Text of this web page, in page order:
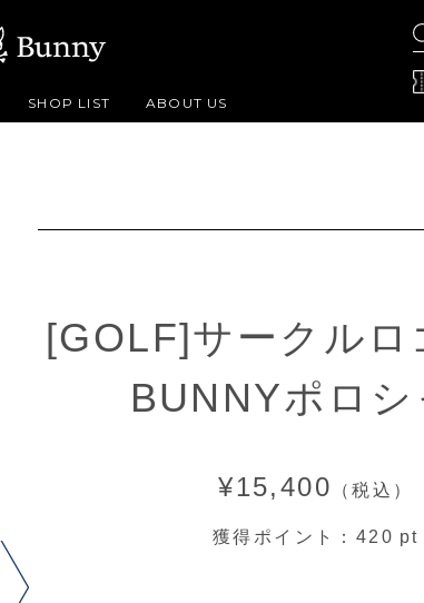
SHOP LIST ABOUT US
[GOLF]サークルロ
BUNNYポロシ
¥15,400 （税込）
獲得ポイント： 420 pt